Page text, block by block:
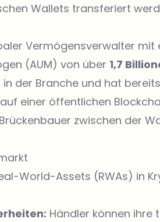
Wallets transferiert
Vermögensverwalter
(AUM) von über 1,7
der Branche und hat
einer öffentlichen
zwischen der
World-Assets (RWAs) in
Händler können